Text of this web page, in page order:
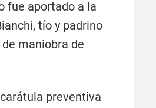
fue aportado a la
tío y padrino
maniobra de
preventiva